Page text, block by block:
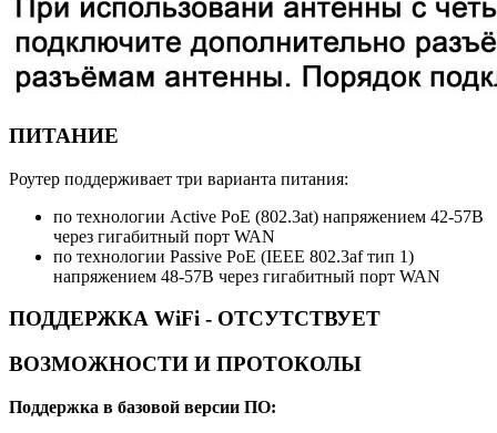
ПИТАНИЕ
Роутер поддерживает три варианта питания:
по технологии Active PoE (802.3at) напряжением 42-57В
через гигабитный порт WAN
по технологии Passive PoE (IEEE 802.3af тип 1)
напряжением 48-57В через гигабитный порт WAN
ПОДДЕРЖКА WiFi - ОТСУТСТВУЕТ
ВОЗМОЖНОСТИ И ПРОТОКОЛЫ
Поддержка в базовой версии ПО: